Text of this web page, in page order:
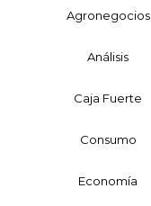
Agronegocios
Análisis
Caja Fuerte
Consumo
Economía